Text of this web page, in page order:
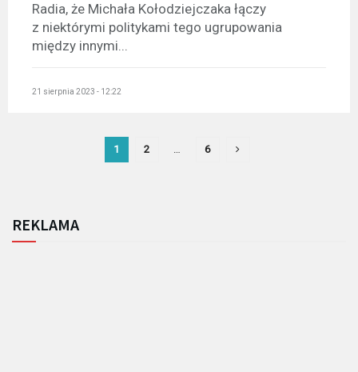
Radia, że Michała Kołodziejczaka łączy
z niektórymi politykami tego ugrupowania
między innymi...
21 sierpnia 2023 - 12:22
1 2 6
REKLAMA